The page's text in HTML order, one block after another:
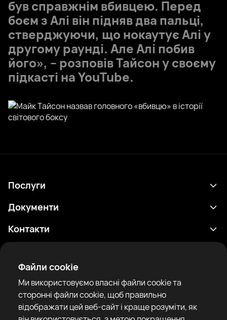
Файли cookie
Ми використовуємо власні файли cookie та
сторонні файли cookie, щоб правильно
відображати цей веб-сайт і краще розуміти, як
був справжнім вбивцею. Перед
боєм з Алі він підняв два пальці,
стверджуючи, що нокаутує Алі у
другому раунді. Але Алі побив
його», – розповів Тайсон у своєму
підкасті на YouTube.
Послуги
Розклад
Рейтинги
Новини
Статті
Документи
Політика конфіденційності
Умови використання
Повідомлення про ризики
Правила спільноти
Контакти